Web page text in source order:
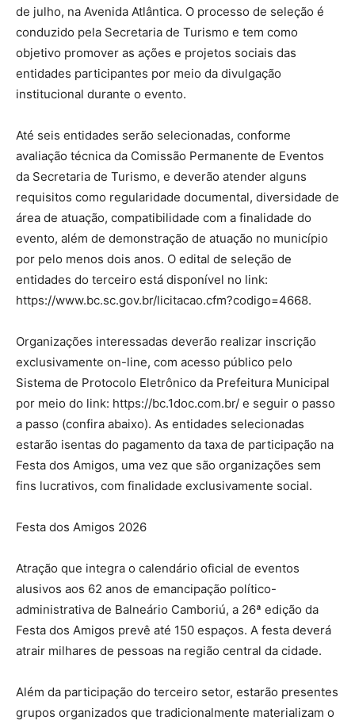
de julho, na Avenida Atlântica. O processo de seleção é
conduzido pela Secretaria de Turismo e tem como
objetivo promover as ações e projetos sociais das
entidades participantes por meio da divulgação
institucional durante o evento.
Até seis entidades serão selecionadas, conforme
avaliação técnica da Comissão Permanente de Eventos
da Secretaria de Turismo, e deverão atender alguns
requisitos como regularidade documental, diversidade de
área de atuação, compatibilidade com a finalidade do
evento, além de demonstração de atuação no município
por pelo menos dois anos. O edital de seleção de
entidades do terceiro está disponível no link:
https://www.bc.sc.gov.br/licitacao.cfm?codigo=4668.
Organizações interessadas deverão realizar inscrição
exclusivamente on-line, com acesso público pelo
Sistema de Protocolo Eletrônico da Prefeitura Municipal
por meio do link: https://bc.1doc.com.br/ e seguir o passo
a passo (confira abaixo). As entidades selecionadas
estarão isentas do pagamento da taxa de participação na
Festa dos Amigos, uma vez que são organizações sem
fins lucrativos, com finalidade exclusivamente social.
Festa dos Amigos 2026
Atração que integra o calendário oficial de eventos
alusivos aos 62 anos de emancipação político-
administrativa de Balneário Camboriú, a 26ª edição da
Festa dos Amigos prevê até 150 espaços. A festa deverá
atrair milhares de pessoas na região central da cidade.
Além da participação do terceiro setor, estarão presentes
grupos organizados que tradicionalmente materializam o